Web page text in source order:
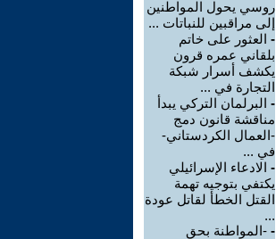
روسي يحول المواطنين
إلى مراقبين للنباتات ...
- العثور على خاتم
بلقاني عمره قرون
يكشف أسرار شبكة
التجارة في ...
- البرلمان التركي يبدأ
مناقشة قانون دمج
-العمال الكردستاني-
في ...
- الادعاء الإسرائيلي
يكتفي بتوجيه تهمة
القتل الخطأ لقاتل عودة
...
- -المواطنة بحق